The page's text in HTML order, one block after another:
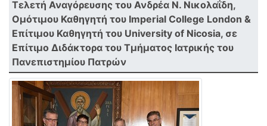
Τελετή Αναγόρευσης του Ανδρέα Ν. Νικολαΐδη,
Ομότιμου Καθηγητή του Imperial College London &
Επίτιμου Καθηγητή του University of Nicosia, σε
Επίτιμο Διδάκτορα του Τμήματος Ιατρικής του
Πανεπιστημίου Πατρών